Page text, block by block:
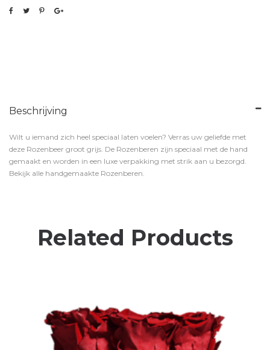
Beschrijving
Wilt u iemand zich heel speciaal laten voelen? Verras uw geliefde met
deze Rozenbeer groot grijs. De Rozenberen zijn speciaal met de hand
gemaakt en worden in een luxe verpakking met strik aan u bezorgd.
Bekijk alle handgemaakte Rozenberen.
Related Products